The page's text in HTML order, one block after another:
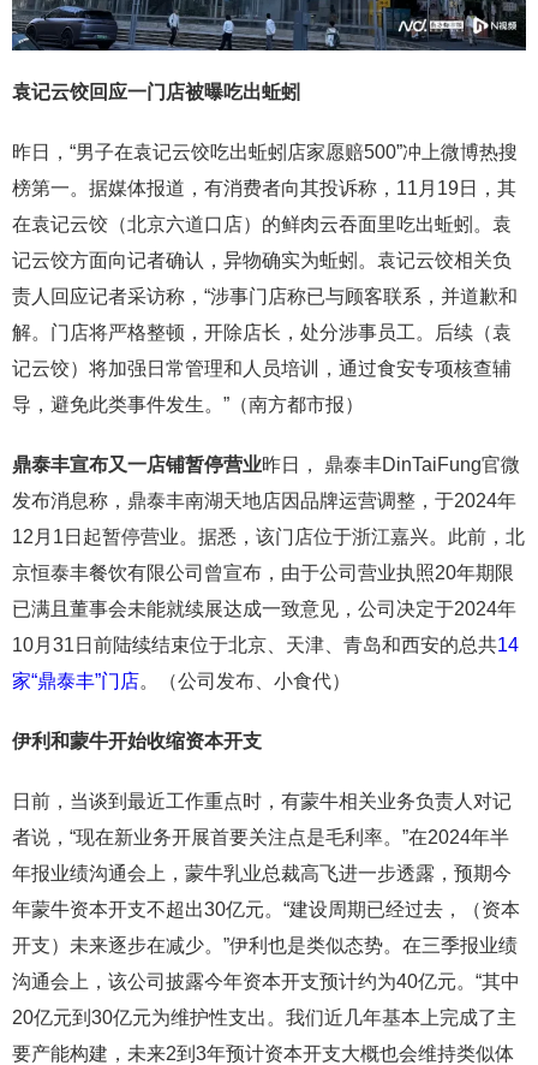
袁记云饺回应一门店被曝吃出蚯蚓
昨日，“男子在袁记云饺吃出蚯蚓店家愿赔500”冲上微博热搜
榜第一。据媒体报道，有消费者向其投诉称，11月19日，其
在袁记云饺（北京六道口店）的鲜肉云吞面里吃出蚯蚓。袁
记云饺方面向记者确认，异物确实为蚯蚓。袁记云饺相关负
责人回应记者采访称，“涉事门店称已与顾客联系，并道歉和
解。门店将严格整顿，开除店长，处分涉事员工。后续（袁
记云饺）将加强日常管理和人员培训，通过食安专项核查辅
导，避免此类事件发生。”（南方都市报）
鼎泰丰宣布又一店铺暂停营业昨日， 鼎泰丰DinTaiFung官微
发布消息称，鼎泰丰南湖天地店因品牌运营调整，于2024年
12月1日起暂停营业。据悉，该门店位于浙江嘉兴。此前，北
京恒泰丰餐饮有限公司曾宣布，由于公司营业执照20年期限
已满且董事会未能就续展达成一致意见，公司决定于2024年
10月31日前陆续结束位于北京、天津、青岛和西安的总共14
家“鼎泰丰”门店。（公司发布、小食代）
伊利和蒙牛开始收缩资本开支
日前，当谈到最近工作重点时，有蒙牛相关业务负责人对记
者说，“现在新业务开展首要关注点是毛利率。”在2024年半
年报业绩沟通会上，蒙牛乳业总裁高飞进一步透露，预期今
年蒙牛资本开支不超出30亿元。“建设周期已经过去，（资本
开支）未来逐步在减少。”伊利也是类似态势。在三季报业绩
沟通会上，该公司披露今年资本开支预计约为40亿元。“其中
20亿元到30亿元为维护性支出。我们近几年基本上完成了主
要产能构建，未来2到3年预计资本开支大概也会维持类似体